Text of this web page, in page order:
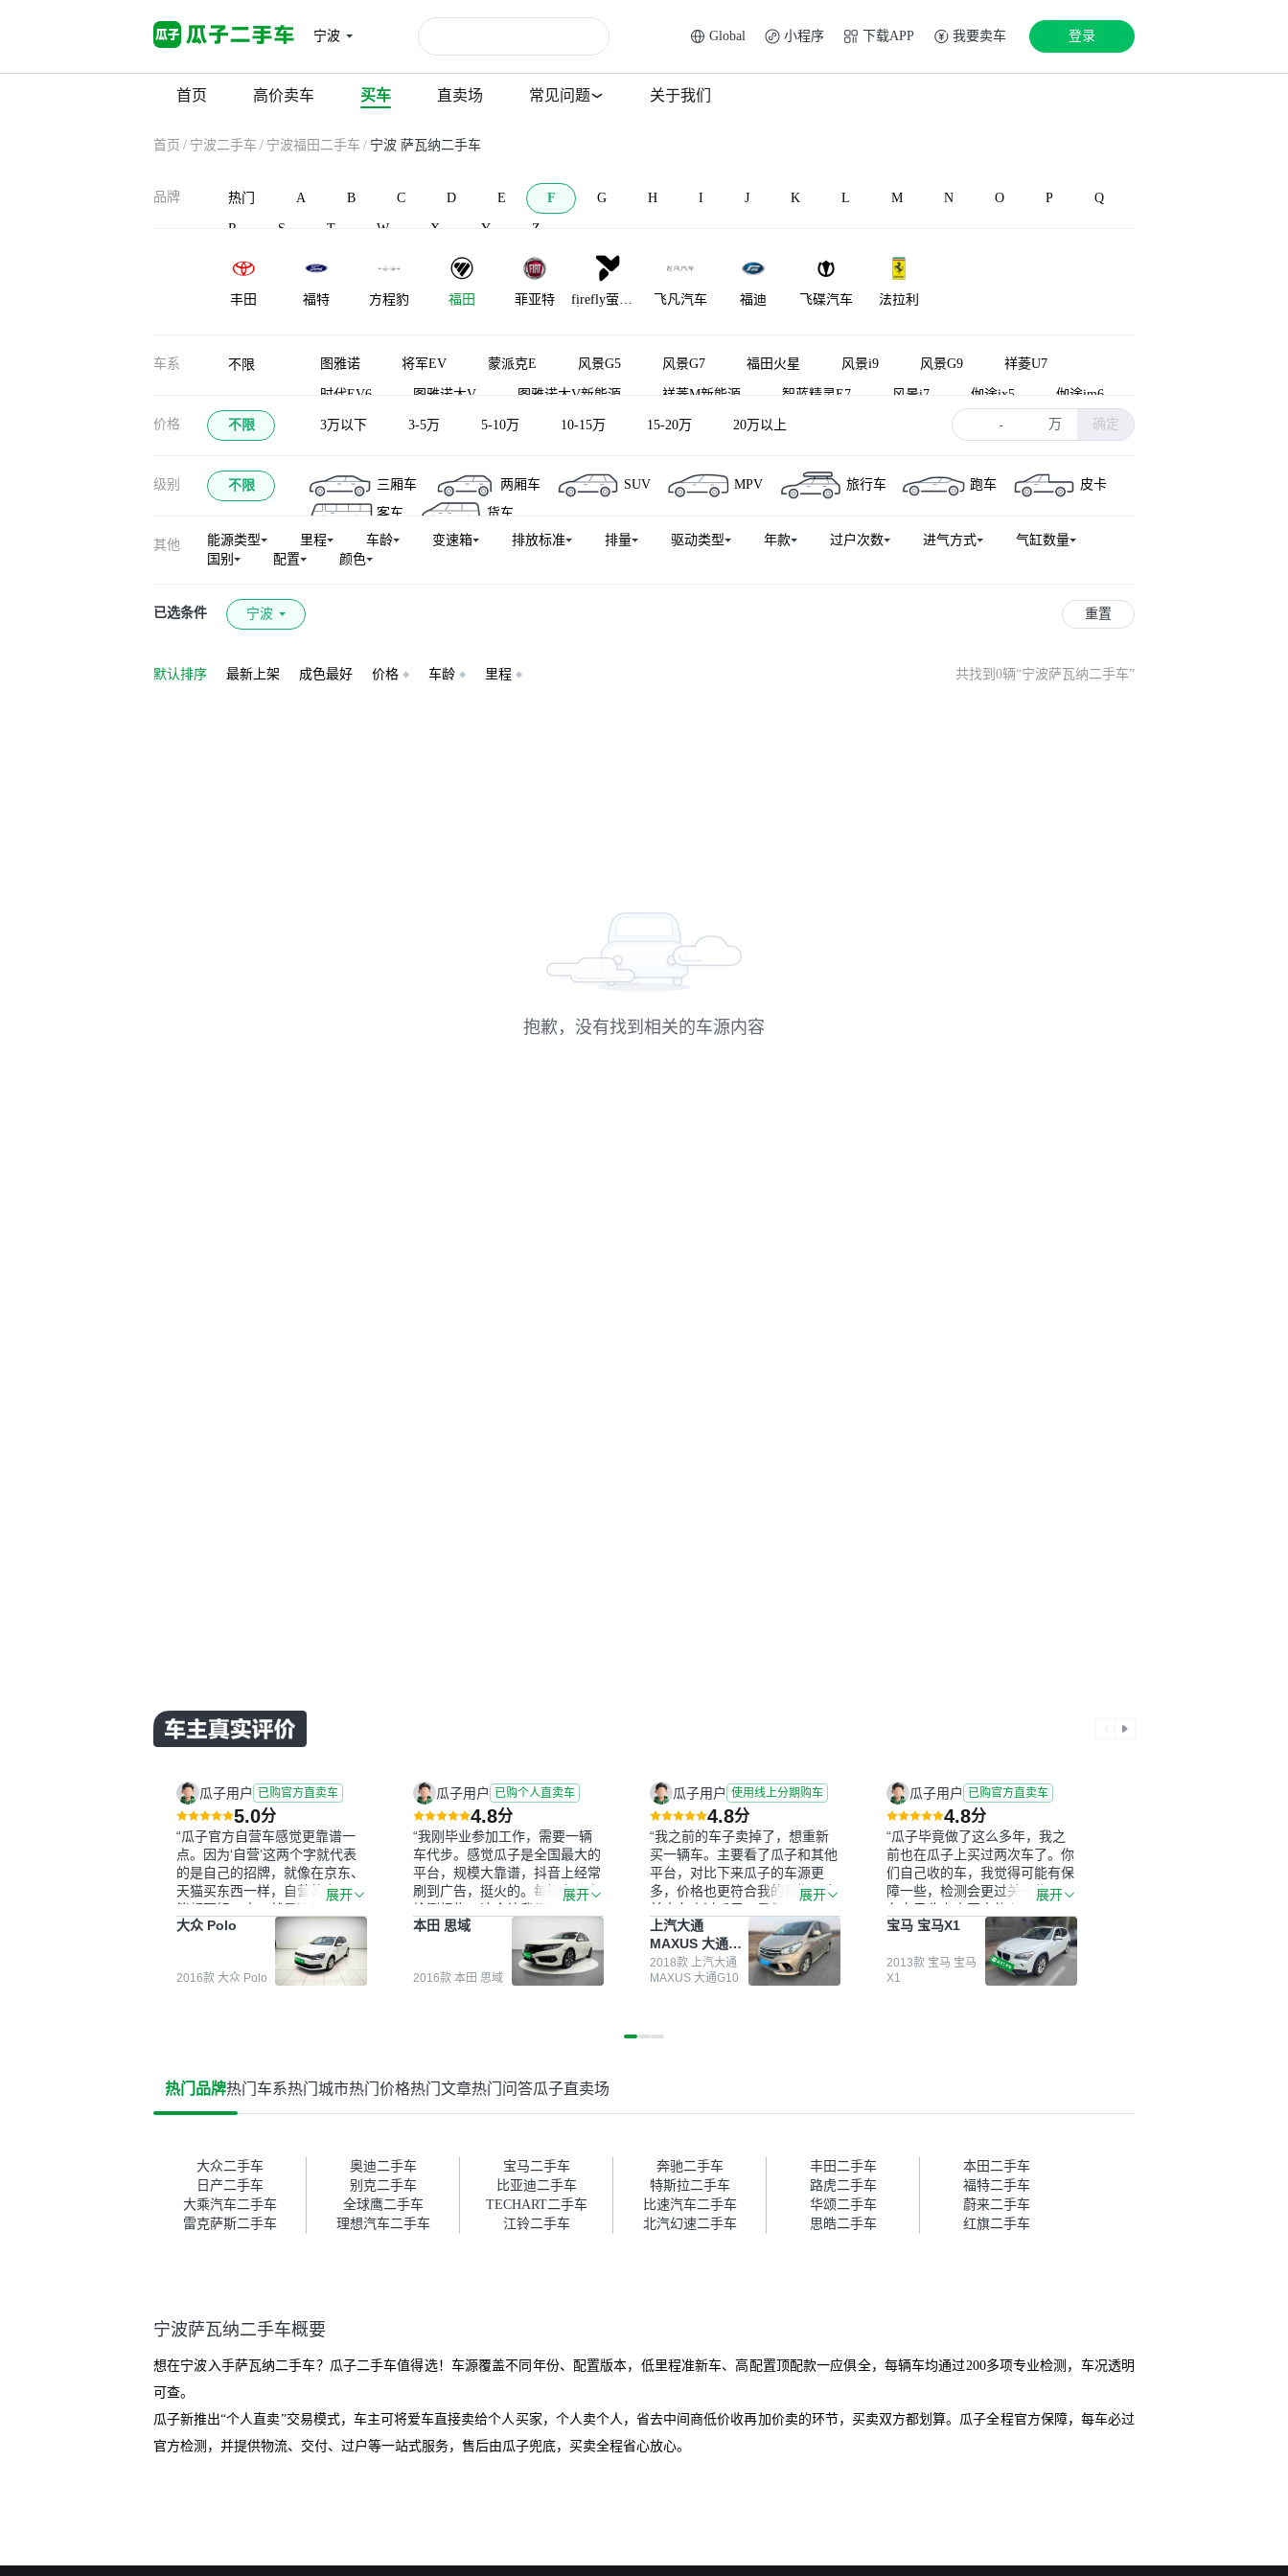
宁波 Global 小程序 下载APP 我要卖车 登录
首页 高价卖车 买车 直卖场 常见问题 关于我们
首页 / 宁波二手车 / 宁波福田二手车 / 宁波 萨瓦纳二手车
品牌 热门 A B C D E F G H I J K L M N O P Q
R S T W X Y Z
丰田 福特 方程豹 福田 菲亚特
firefly萤火
飞凡汽车 福迪 飞碟汽车 法拉利
车系 不限 图雅诺 将军EV 蒙派克E 风景G5 风景G7 福田火星 风景i9 风景G9 祥菱U7
时代EV6 图雅诺大V 图雅诺大V新能源 祥菱M新能源 智蓝精灵E7 风景i7 伽途ix5 伽途im6
伽途im8 风景智蓝G7新能源 将军F9 图雅诺大麦 大将军G9 图雅诺X7 祥菱V新能源
小卡之星2 祥菱V 祥菱M 福田征服者7 风景智蓝G5新能源 福田征服者3 福田征服者5
福田征服者PLUS 拓陆者胜途
智蓝精灵E5 风景V5新能源 萨瓦纳 伽途GT 图雅诺智蓝新能源 拓陆者 大将军G9SUV
价格 不限 3万以下 3-5万 5-10万 10-15万 15-20万 20万以上 - 万 确定
级别 不限 三厢车 两厢车 SUV MPV 旅行车 跑车
皮卡
客车
货车
其他 能源类型 里程 车龄 变速箱 排放标准 排量 驱动类型 年款 过户次数 进气方式
气缸数量
国别
配置 颜色
已选条件 宁波 重置
默认排序 最新上架 成色最好 价格 车龄 里程 共找到0辆“宁波萨瓦纳二手车”
抱歉，没有找到相关的车源内容
瓜子用户 已购官方直卖车
5.0分
“瓜子官方自营车感觉更靠谱一
点。因为‘自营’这两个字就代表
的是自己的招牌，就像在京东、
天猫买东西一样，自营的东西可
能都要好一点。就是这种刻板印
象吧。一开始买二手车的时候，
我确实有担心过事故车、泡水车
这些问题。瓜子的检测报告其实
并不能完全打消顾虑，因为我也
果跟你们的报告是符合的，所以
这次车况没问题。购车流程挺快
车。去之前我提前跟交接人员说
好，到了之后要当着我的面再做
一次复检，你们也安排了师傅，
服务可以，速度很快。体验下来
自营车的感觉是要比个人车好一
我协商，主动权在平台手里。”
展开
大众 Polo
2016款 大众 Polo
瓜子用户 已购个人直卖车
4.8分
“我刚毕业参加工作，需要一辆
车代步。感觉瓜子是全国最大的
平台，规模大靠谱，抖音上经常
刷到广告，挺火的。每辆车都有
检测报告，这个让我很放心。去
外面买车全凭卖家一张嘴，不敢
买。我买了本田思域，白色，过
户次数少，公里数符合，虽然价
格比我心理预期略高一点，但瓜
价格比车商那便宜，车况也有检
展开
本田 思域
2016款 本田 思域
瓜子用户 使用线上分期购车
4.8分
“我之前的车子卖掉了，想重新
买一辆车。主要看了瓜子和其他
平台，对比下来瓜子的车源更
多，价格也更符合我的预期。之
前卖车来过瓜子，虽然价格没谈
成，但APP一直留着。瓜子毕竟
是大平台，整体印象还好。我最
终买了一台上汽大通，18年的
车，公里数9万多，符合我的要
捷，其他平台的分期需要到当地
障。”
展开
上汽大通
MAXUS 大通
G10
2018款 上汽大通
MAXUS 大通G10
瓜子用户 已购官方直卖车
4.8分
“瓜子毕竟做了这么多年，我之
前也在瓜子上买过两次车了。你
们自己收的车，我觉得可能有保
障一些，检测会更过关一些。平
台自己收上来再卖的车，应该更
可靠。我买的是宝马X1，主要看
中它的价格和公里数比较合适。
另外，瓜子承诺无火烧、无事
故、无泡水、无调表，在平台自
帮我谈价。自营车我讲过价，最
后是通过花一块钱买优惠券的方
式，便宜了800块钱成交。”
展开
宝马 宝马X1
2013款 宝马 宝马
X1
热门品牌热门车系热门城市热门价格热门文章热门问答瓜子直卖场
大众二手车 奥迪二手车 宝马二手车 奔驰二手车 丰田二手车
本田二手车
日产二手车
别克二手车 比亚迪二手车 特斯拉二手车 路虎二手车
福特二手车
大乘汽车二手车
全球鹰二手车 TECHART二手车 比速汽车二手车 华颂二手车
蔚来二手车
雷克萨斯二手车
理想汽车二手车 江铃二手车 北汽幻速二手车 思皓二手车 红旗二手车
宁波萨瓦纳二手车概要
想在宁波入手萨瓦纳二手车？瓜子二手车值得选！车源覆盖不同年份、配置版本，低里程准新车、高配置顶配款一应俱全，每辆车均通过200多项专业检测，车况透明
可查。
瓜子新推出“个人直卖”交易模式，车主可将爱车直接卖给个人买家，个人卖个人，省去中间商低价收再加价卖的环节，买卖双方都划算。瓜子全程官方保障，每车必过
官方检测，并提供物流、交付、过户等一站式服务，售后由瓜子兜底，买卖全程省心放心。